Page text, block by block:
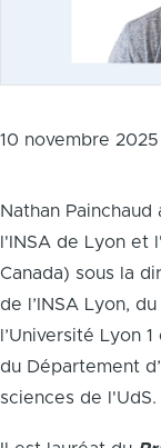
10 novembre 2025
Nathan
l'INSA de Lyon et
Canada) sous la
de l’INSA Lyon,
l’Université Lyon
du Département
sciences de l'UdS.